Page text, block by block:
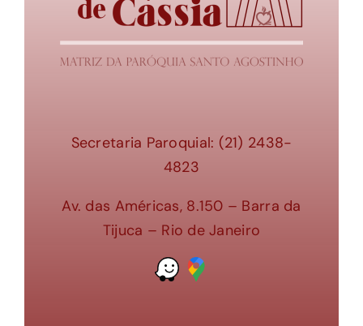
Secretaria Paroquial: (21) 2438-
4823
Av. das Américas, 8.150 – Barra da
Tijuca – Rio de Janeiro